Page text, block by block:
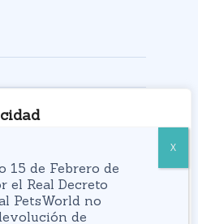
o contenidos
tráfico. Al hacer clic
su consentimiento a nuestro
de Febrero de
el Real Decreto
PetsWorld no
de